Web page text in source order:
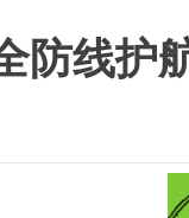
防线护